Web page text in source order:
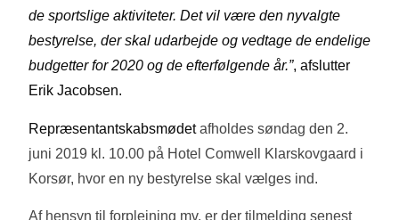
de sportslige aktiviteter. Det vil være den nyvalgte
bestyrelse, der skal udarbejde og vedtage de endelige
budgetter for 2020 og de efterfølgende år.”, afslutter
Erik Jacobsen.
Repræsentantskabsmødetafholdes søndag den 2.
juni 2019 kl. 10.00 på Hotel Comwell Klarskovgaard i
Korsør, hvor en ny bestyrelse skal vælges ind.
Af hensyn til forplejning mv. er der tilmelding senest